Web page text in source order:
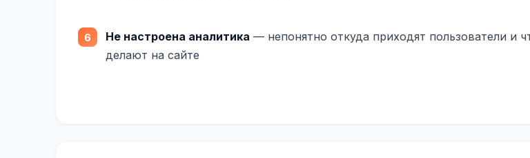
Не настроена аналитика — непонятно откуда приходят пользователи и
делают на сайте